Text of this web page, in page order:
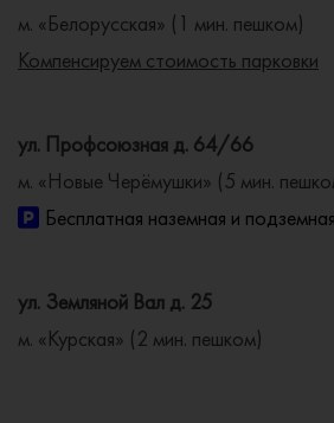
м. «Белорусская» (1 мин. пешком)
Компенсируем стоимость парковки
ул. Профсоюзная д. 64/66
м. «Новые Черёмушки» (5 мин.
Бесплатная наземная и
ул. Земляной Вал д. 25
м. «Курская» (2 мин. пешком)